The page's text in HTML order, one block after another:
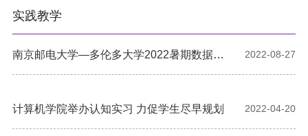
实践教学
南京邮电大学—多伦多大学2022暑期数据科
学与分析在线专业培训项目顺利举行
2022-08-27
计算机学院举办认知实习 力促学生尽早规划 2022-04-20